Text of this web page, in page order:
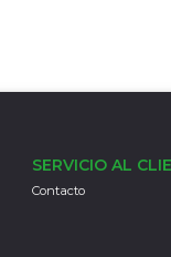
SERVICIO AL
Contacto